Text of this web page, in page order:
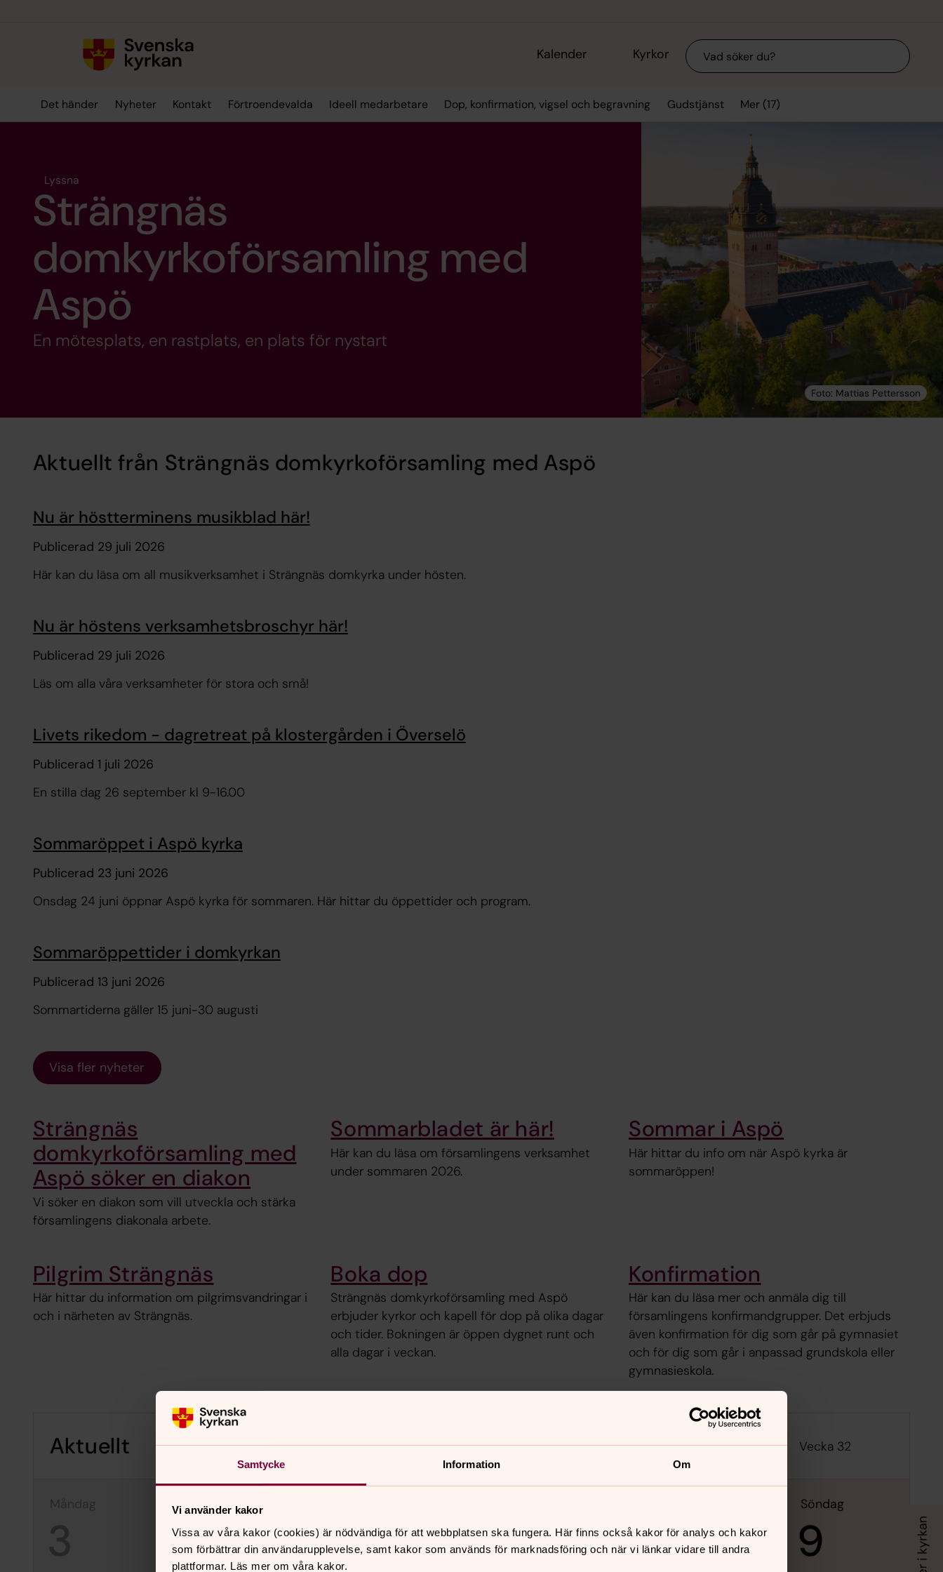
Samtycke Information Om
Vi använder kakor
Vissa av våra kakor (cookies) är nödvändiga för att webbplatsen ska fungera. Här finns också kakor för analys och kakor
som förbättrar din användarupplevelse, samt kakor som används för marknadsföring och när vi länkar vidare till andra
plattformar. Läs mer om våra kakor.
Kalender Kyrkor Sök
Det händer Nyheter Kontakt Förtroendevalda Ideell medarbetare Dop, konfirmation, vigsel och begravning Gudstjänst Mer (17)
Lyssna
Strängnäs
domkyrkoförsamling med
Aspö
En mötesplats, en rastplats, en plats för nystart
Aktuellt från Strängnäs domkyrkoförsamling med Aspö
Nu är höstterminens musikblad här!
Publicerad 29 juli 2026
Här kan du läsa om all musikverksamhet i Strängnäs domkyrka under hösten.
Nu är höstens verksamhetsbroschyr här!
Publicerad 29 juli 2026
Läs om alla våra verksamheter för stora och små!
Livets rikedom - dagretreat på klostergården i Överselö
Publicerad 1 juli 2026
En stilla dag 26 september kl 9-16.00
Sommaröppet i Aspö kyrka
Publicerad 23 juni 2026
Onsdag 24 juni öppnar Aspö kyrka för sommaren. Här hittar du öppettider och program.
Sommaröppettider i domkyrkan
Publicerad 13 juni 2026
Sommartiderna gäller 15 juni-30 augusti
Visa fler nyheter
Strängnäs
domkyrkoförsamling med
Aspö söker en diakon
Vi söker en diakon som vill utveckla och stärka
församlingens diakonala arbete.
Sommarbladet är här!
Här kan du läsa om församlingens verksamhet
under sommaren 2026.
Sommar i Aspö
Här hittar du info om när Aspö kyrka är
sommaröppen!
Pilgrim Strängnäs
Här hittar du information om pilgrimsvandringar i
och i närheten av Strängnäs.
Boka dop
Strängnäs domkyrkoförsamling med Aspö
erbjuder kyrkor och kapell för dop på olika dagar
och tider. Bokningen är öppen dygnet runt och
alla dagar i veckan.
Konfirmation
Här kan du läsa mer och anmäla dig till
församlingens konfirmandgrupper. Det erbjuds
även konfirmation för dig som går på gymnasiet
och för dig som går i anpassad grundskola eller
gymnasieskola.
Aktuellt augusti 2026 Vecka 32
tisdag
4 5 6 7 8
söndag
9